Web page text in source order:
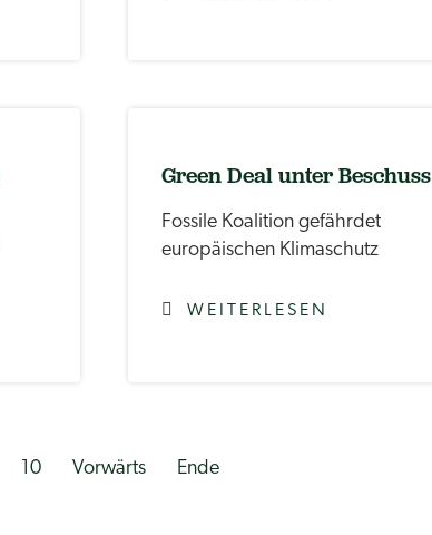
Green Deal unter Beschuss
Fossile Koalition gefährdet
europäischen Klimaschutz
WEITERLESEN
10 Vorwärts Ende